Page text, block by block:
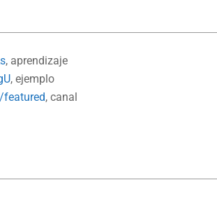
, aprendizaje
, ejemplo
, canal